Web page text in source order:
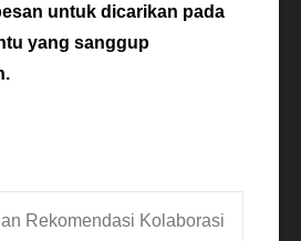
untuk dicarikan pada
yang sanggup
Rekomendasi Kolaborasi